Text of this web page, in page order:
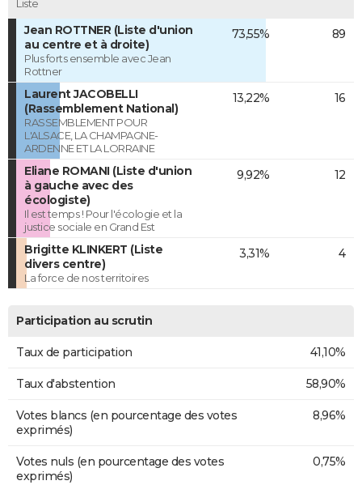
Liste
Jean ROTTNER (Liste d'union
au centre et à droite)
Plus forts ensemble avec Jean
Rottner
73,55% 89
Laurent JACOBELLI
(Rassemblement National)
RASSEMBLEMENT POUR
L'ALSACE, LA CHAMPAGNE-
ARDENNE ET LA LORRAINE
13,22% 16
Eliane ROMANI (Liste d'union
à gauche avec des
écologiste)
Il est temps ! Pour l'écologie et la
justice sociale en Grand Est
9,92% 12
Brigitte KLINKERT (Liste
divers centre)
La force de nos territoires
3,31% 4
Participation au scrutin
Taux de participation 41,10%
Taux d'abstention 58,90%
Votes blancs (en pourcentage des votes
exprimés)
8,96%
Votes nuls (en pourcentage des votes
exprimés)
0,75%